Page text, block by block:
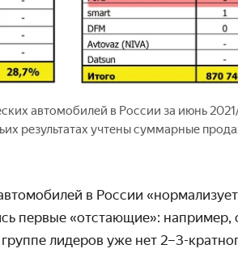
автомобилей в России за июнь
результатах учтены суммарные
в России
первые «отстающие»: например,
лидеров уже нет 2–3-